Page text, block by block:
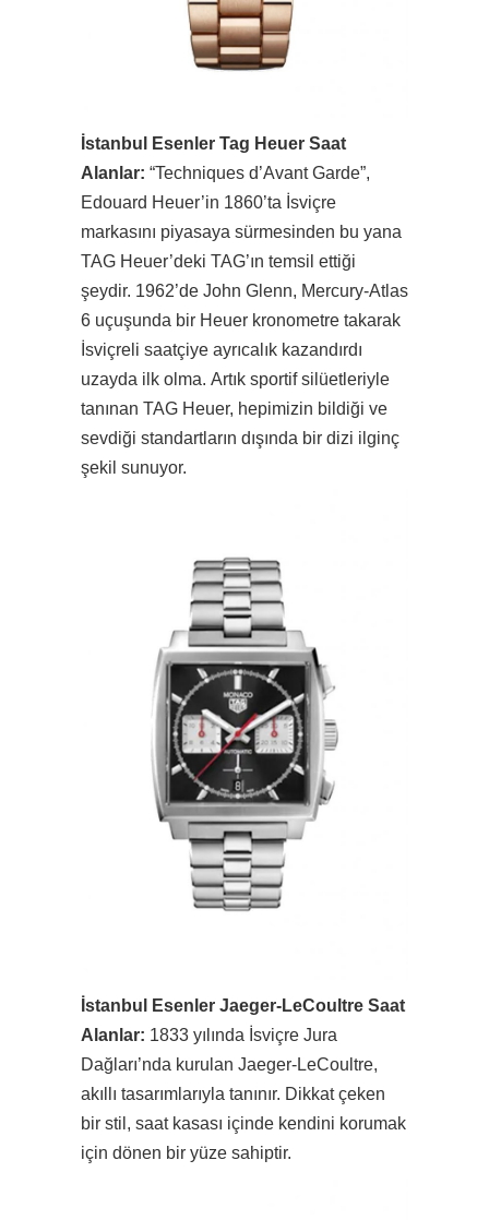
İstanbul Esenler Tag Heuer Saat
Alanlar: “Techniques d’Avant Garde”,
Edouard Heuer’in 1860’ta İsviçre
markasını piyasaya sürmesinden bu yana
TAG Heuer’deki TAG’ın temsil ettiği
şeydir. 1962’de John Glenn, Mercury-Atlas
6 uçuşunda bir Heuer kronometre takarak
İsviçreli saatçiye ayrıcalık kazandırdı
uzayda ilk olma. Artık sportif silüetleriyle
tanınan TAG Heuer, hepimizin bildiği ve
sevdiği standartların dışında bir dizi ilginç
şekil sunuyor.
İstanbul Esenler Jaeger-LeCoultre Saat
Alanlar: 1833 yılında İsviçre Jura
Dağları’nda kurulan Jaeger-LeCoultre,
akıllı tasarımlarıyla tanınır. Dikkat çeken
bir stil, saat kasası içinde kendini korumak
için dönen bir yüze sahiptir.